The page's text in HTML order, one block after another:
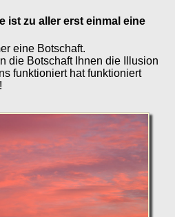
ist zu aller erst einmal eine
eine Botschaft.
die Botschaft Ihnen die Illusion
funktioniert hat funktioniert